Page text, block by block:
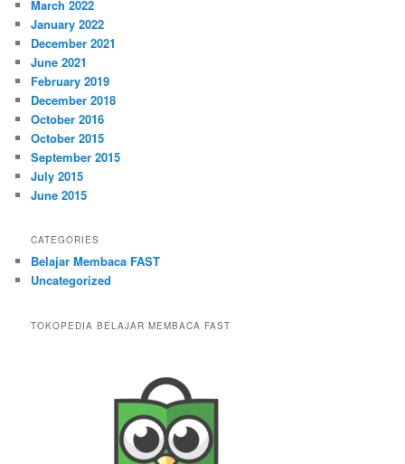
March 2022
January 2022
December 2021
June 2021
February 2019
December 2018
October 2016
October 2015
September 2015
July 2015
June 2015
CATEGORIES
Belajar Membaca FAST
Uncategorized
TOKOPEDIA BELAJAR MEMBACA FAST